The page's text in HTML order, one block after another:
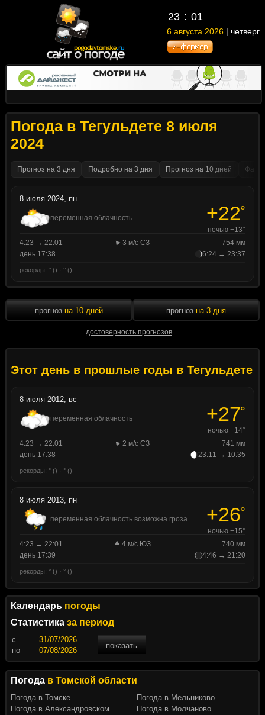
23 01
6 августа 2026 | четверг
Погода в Тегульдете 8 июля
2024
Прогноз на 3 дня Подробно на 3 дня Прогноз на 10 дней
8 июля 2024, пн
переменная облачность +22°
ночью +13°
4:23 → 22:01
3 м/с СЗ
754 мм
день 17:38
6:24 → 23:37
рекорды: ° () · ° ()
прогноз на 10 дней
достоверность прогнозов
прогноз на 3 дня
Этот день в прошлые годы в Тегульдете
8 июля 2012, вс
переменная облачность +27°
ночью +14°
4:23 → 22:01
2 м/с СЗ
741 мм
день 17:38
23:11 → 10:35
рекорды: ° () · ° ()
8 июля 2013, пн
переменная облачность возможна гроза +26°
ночью +15°
4:23 → 22:01
4 м/с ЮЗ
740 мм
день 17:39
4:46 → 21:20
рекорды: ° () · ° ()
Календарь погоды
Статистика за период
c
показать
по
Погода в Томской области
Погода в Томске
Погода в Александровском
Погода в Мельниково
Погода в Молчаново